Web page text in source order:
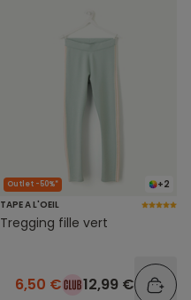
+2
Outlet -50%*
TAPE A L'OEIL
Tregging fille vert
6,50 € 12,99 €